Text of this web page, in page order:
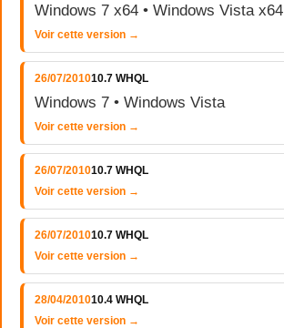
Windows 7 x64 • Windows Vista x64
Voir cette version →
26/07/201010.7 WHQL
Windows 7 • Windows Vista
Voir cette version →
26/07/201010.7 WHQL
Voir cette version →
26/07/201010.7 WHQL
Voir cette version →
28/04/201010.4 WHQL
Voir cette version →